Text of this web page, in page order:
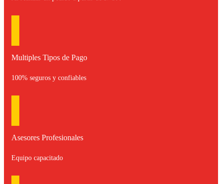
Multiples Tipos de Pago
100% seguros y confiables
Asesores Profesionales
Equipo capacitado